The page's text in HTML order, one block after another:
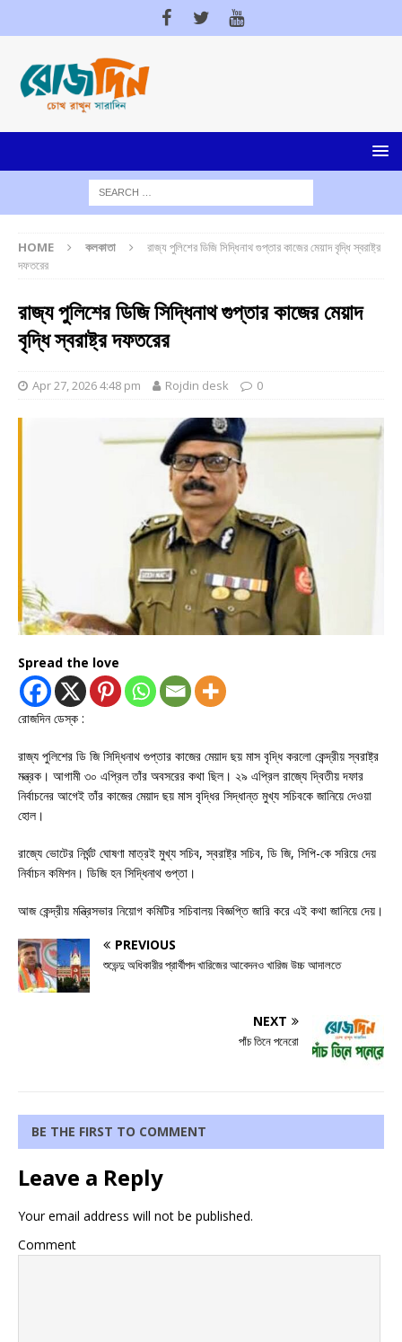
HOME কলকাতা
রাজ্য পুলিশের ডিজি সিদ্ধিনাথ গুপ্তার কাজের মেয়াদ বৃদ্ধি স্বরাষ্ট্র
দফতরের
রাজ্য পুলিশের ডিজি সিদ্ধিনাথ গুপ্তার কাজের মেয়াদ
বৃদ্ধি স্বরাষ্ট্র দফতরের
Apr 27, 2026 4:48 pm Rojdin desk 0
Spread the love
রোজদিন ডেস্ক :
রাজ্য পুলিশের ডি জি সিদ্ধিনাথ গুপ্তার কাজের মেয়াদ ছয় মাস বৃদ্ধি করলো কেন্দ্রীয় স্বরাষ্ট্র
মন্ত্রক। আগামী ৩০ এপ্রিল তাঁর অবসরের কথা ছিল। ২৯ এপ্রিল রাজ্যে দ্বিতীয় দফার
নির্বাচনের আগেই তাঁর কাজের মেয়াদ ছয় মাস বৃদ্ধির সিদ্ধান্ত মুখ্য সচিবকে জানিয়ে দেওয়া
হোল।
রাজ্যে ভোটের নির্ঘন্ট ঘোষণা মাত্রই মুখ্য সচিব, স্বরাষ্ট্র সচিব, ডি জি, সিপি-কে সরিয়ে দেয়
নির্বাচন কমিশন। ডিজি হন সিদ্ধিনাথ গুপ্তা।
আজ কেন্দ্রীয় মন্ত্রিসভার নিয়োগ কমিটির সচিবালয় বিজ্ঞপ্তি জারি করে এই কথা জানিয়ে দেয়।
PREVIOUS
শুভেন্দু অধিকারীর প্রার্থীপদ খারিজের আবেদনও খারিজ উচ্চ আদালতে
NEXT
পাঁচ তিনে পনেরো
BE THE FIRST TO COMMENT
Leave a Reply
Your email address will not be published.
Comment